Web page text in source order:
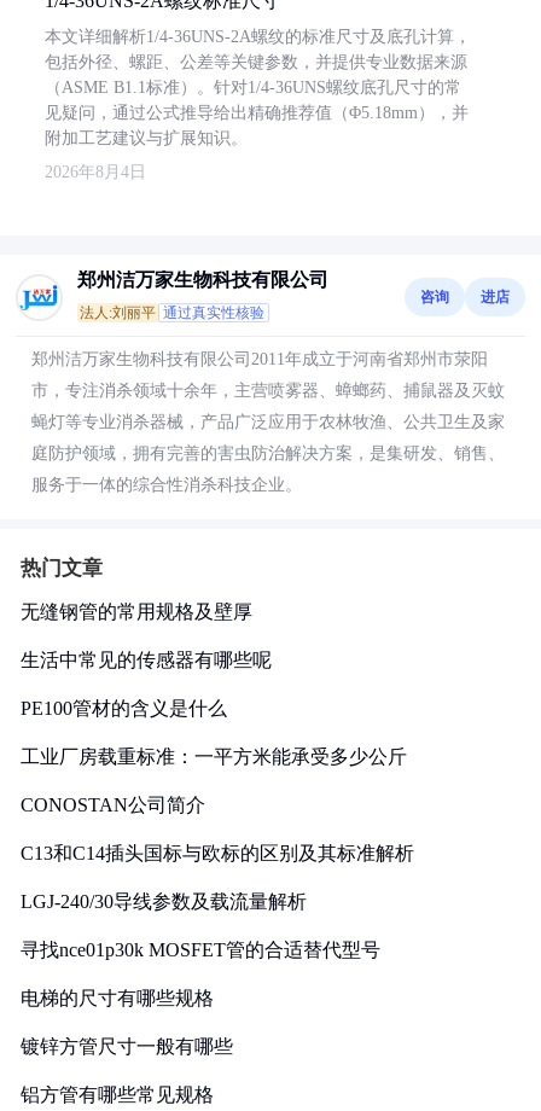
本文详细解析1/4-36UNS-2A螺纹的标准尺寸及底孔计算，
包括外径、螺距、公差等关键参数，并提供专业数据来源
（ASME B1.1标准）。针对1/4-36UNS螺纹底孔尺寸的常
见疑问，通过公式推导给出精确推荐值（Φ5.18mm），并
附加工艺建议与扩展知识。
2026年8月4日
郑州洁万家生物科技有限公司
法人:刘丽平 通过真实性核验
咨询 进店
郑州洁万家生物科技有限公司2011年成立于河南省郑州市荥阳
市，专注消杀领域十余年，主营喷雾器、蟑螂药、捕鼠器及灭蚊
蝇灯等专业消杀器械，产品广泛应用于农林牧渔、公共卫生及家
庭防护领域，拥有完善的害虫防治解决方案，是集研发、销售、
服务于一体的综合性消杀科技企业。
热门文章
无缝钢管的常用规格及壁厚
生活中常见的传感器有哪些呢
PE100管材的含义是什么
工业厂房载重标准：一平方米能承受多少公斤
CONOSTAN公司简介
C13和C14插头国标与欧标的区别及其标准解析
LGJ-240/30导线参数及载流量解析
寻找nce01p30k MOSFET管的合适替代型号
电梯的尺寸有哪些规格
镀锌方管尺寸一般有哪些
铝方管有哪些常见规格